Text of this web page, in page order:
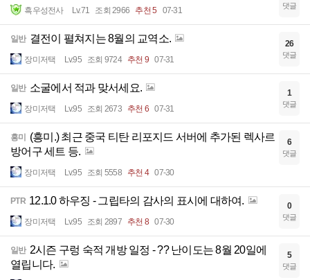
흑우성전사 Lv.71 조회 2966 추천 5 07-31 댓글
일반 결전이 펼쳐지는 8월의 교역소.
장미저택 Lv.95 조회 9724 추천 9 07-31
26
댓글
일반 소굴에서 적과 맞서세요.
장미저택 Lv.95 조회 2673 추천 6 07-31
1
댓글
흥미
(흥미.) 최근 중국 티탄 리포지드 서버에 추가된 렉사르
방어구 세트 등.
장미저택 Lv.95 조회 5558 추천 4 07-30
6
댓글
PTR 12.1.0 하우징 - 그립타의 감사의 표시에 대하여.
장미저택 Lv.95 조회 2897 추천 8 07-30
0
댓글
일반 2시즌 구렁 숙적 개방 일정 - ?? 난이도는 8월 20일에
열립니다.
5
댓글